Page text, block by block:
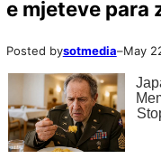
e mjeteve para
Posted bysotmedia–May